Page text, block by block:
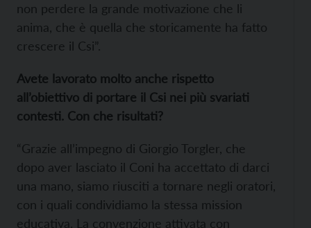
non perdere la grande motivazione che li
anima, che è quella che storicamente ha fatto
crescere il Csi”.
Avete lavorato molto anche rispetto
all’obiettivo di portare il Csi nei più svariati
contesti. Con che risultati?
“Grazie all’impegno di Giorgio Torgler, che
dopo aver lasciato il Coni ha accettato di darci
una mano, siamo riusciti a tornare negli oratori,
con i quali condividiamo la stessa mission
educativa. La convenzione attivata con